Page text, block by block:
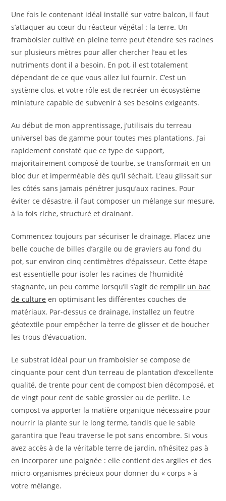
Une fois le contenant idéal installé sur votre balcon, il faut
s’attaquer au cœur du réacteur végétal : la terre. Un
framboisier cultivé en pleine terre peut étendre ses racines
sur plusieurs mètres pour aller chercher l’eau et les
nutriments dont il a besoin. En pot, il est totalement
dépendant de ce que vous allez lui fournir. C’est un
système clos, et votre rôle est de recréer un écosystème
miniature capable de subvenir à ses besoins exigeants.
Au début de mon apprentissage, j’utilisais du terreau
universel bas de gamme pour toutes mes plantations. J’ai
rapidement constaté que ce type de support,
majoritairement composé de tourbe, se transformait en un
bloc dur et imperméable dès qu’il séchait. L’eau glissait sur
les côtés sans jamais pénétrer jusqu’aux racines. Pour
éviter ce désastre, il faut composer un mélange sur mesure,
à la fois riche, structuré et drainant.
Commencez toujours par sécuriser le drainage. Placez une
belle couche de billes d’argile ou de graviers au fond du
pot, sur environ cinq centimètres d’épaisseur. Cette étape
est essentielle pour isoler les racines de l’humidité
stagnante, un peu comme lorsqu’il s’agit de remplir un bac
de culture en optimisant les différentes couches de
matériaux. Par-dessus ce drainage, installez un feutre
géotextile pour empêcher la terre de glisser et de boucher
les trous d’évacuation.
Le substrat idéal pour un framboisier se compose de
cinquante pour cent d’un terreau de plantation d’excellente
qualité, de trente pour cent de compost bien décomposé, et
de vingt pour cent de sable grossier ou de perlite. Le
compost va apporter la matière organique nécessaire pour
nourrir la plante sur le long terme, tandis que le sable
garantira que l’eau traverse le pot sans encombre. Si vous
avez accès à de la véritable terre de jardin, n’hésitez pas à
en incorporer une poignée : elle contient des argiles et des
micro-organismes précieux pour donner du « corps » à
votre mélange.